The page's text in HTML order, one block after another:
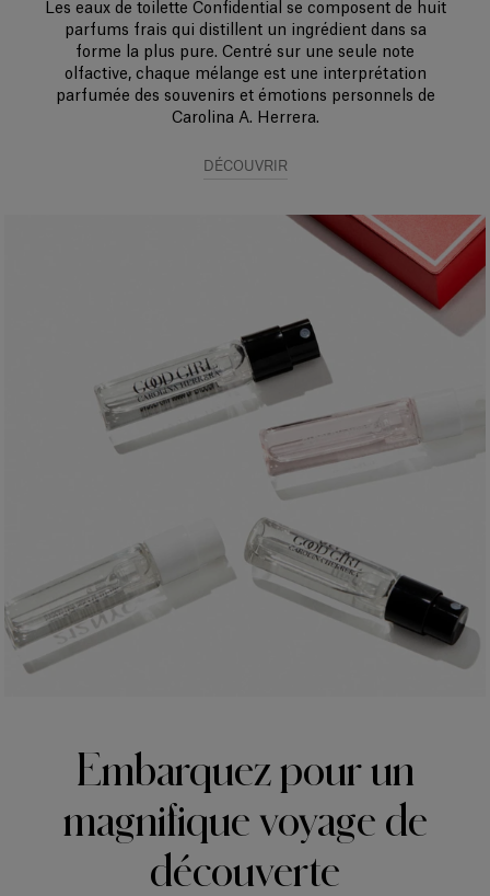
Les eaux de toilette Confidential se composent de huit
parfums frais qui distillent un ingrédient dans sa
forme la plus pure. Centré sur une seule note
olfactive, chaque mélange est une interprétation
parfumée des souvenirs et émotions personnels de
Carolina A. Herrera.
DÉCOUVRIR
Embarquez pour un
magnifique voyage de
découverte